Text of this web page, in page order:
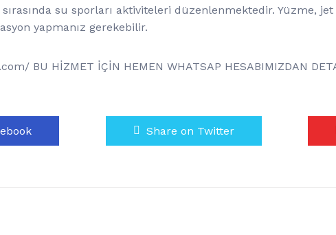
su sporları aktiviteleri düzenlenmektedir. Yüzme,
yapmanız gerekebilir.
BU HİZMET İÇİN HEMEN WHATSAP HESABIMIZDAN
Share on Twitter